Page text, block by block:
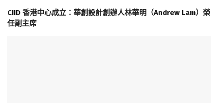
CIID 香港中心成立：華創設計創辦人林華明（Andrew Lam）榮
任副主席